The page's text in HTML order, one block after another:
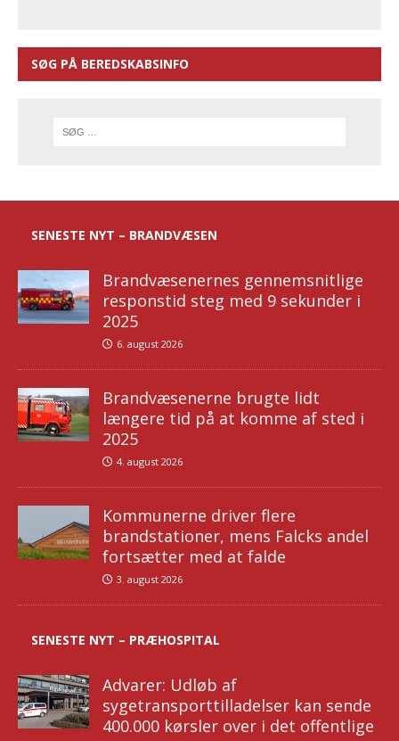
SØG PÅ BEREDSKABSINFO
SENESTE NYT – BRANDVÆSEN
Brandvæsenernes gennemsnitlige
responstid steg med 9 sekunder i
2025
6. august 2026
Brandvæsenerne brugte lidt
længere tid på at komme af sted i
2025
4. august 2026
Kommunerne driver flere
brandstationer, mens Falcks andel
fortsætter med at falde
3. august 2026
SENESTE NYT – PRÆHOSPITAL
Advarer: Udløb af
sygetransporttilladelser kan sende
400.000 kørsler over i det offentlige